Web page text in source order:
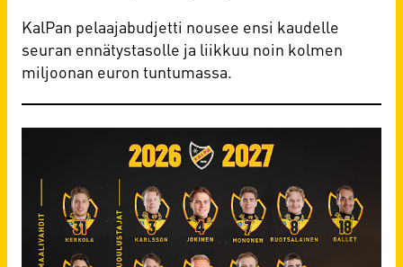
KalPan pelaajabudjetti nousee ensi kaudelle
seuran ennätystasolle ja liikkuu noin kolmen
miljoonan euron tuntumassa.